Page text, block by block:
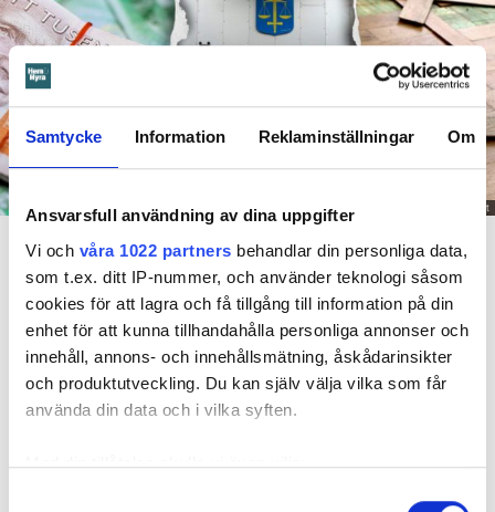
Samtycke Information Reklaminställningar Om
Ansvarsfull användning av dina uppgifter
Vi och våra 1022 partners behandlar din personliga data,
som t.ex. ditt IP-nummer, och använder teknologi såsom
cookies för att lagra och få tillgång till information på din
enhet för att kunna tillhandahålla personliga annonser och
innehåll, annons- och innehållsmätning, åskådarinsikter
och produktutveckling. Du kan själv välja vilka som får
använda din data och i vilka syften.
Med din tillåtelse skulle vi även vilja:
Foto: Getty/ Tommy Andersson/ Anna Rytterbrant
från en annan vattenskada.
Dela Tweeta
Det är en natt hösten 2022. Barnet som har diagnostiserats
med autism vaknar och går till badrummet. Där vrider barnet
på kranen i duschen. Men hen stänger aldrig av vattnet.
spridit sig i badrummet och ut i hallen. Mamman torkar
förtvivlat upp vattnet och tror därmed att saken är ur